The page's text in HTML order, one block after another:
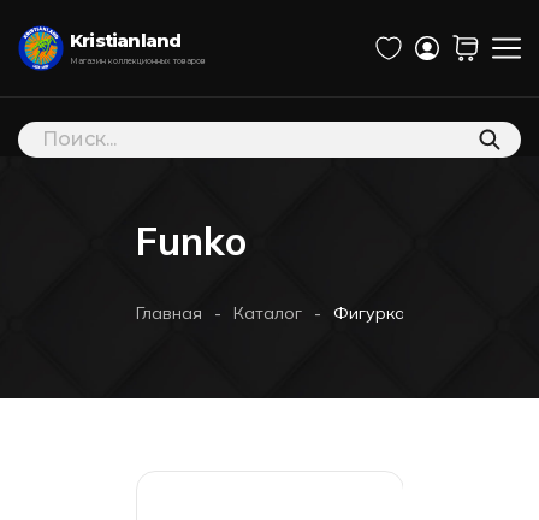
Kristianland
Магазин коллекционных товаров
Поиск
товаров
Funko
Главная - Каталог - Фигурка Funko POP!